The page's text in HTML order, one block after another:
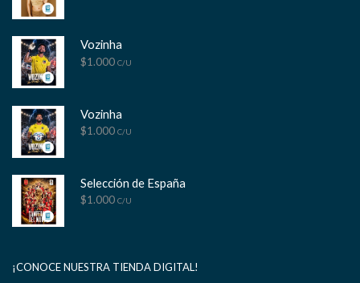
Vozinha
$1.000 C/U
Vozinha
$1.000 C/U
Selección de España
$1.000 C/U
¡CONOCE NUESTRA TIENDA DIGITAL!